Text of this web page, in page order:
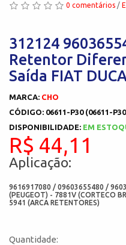
0 comentários /
312124
Retentor
Saída FIAT
MARCA: CHO
CÓDIGO: 06611-P30 (06611-
DISPONIBILIDADE: EM
R$ 44,11
Aplicação:
9616917080 / 09603655480 /
(PEUGEOT) - 7881V (CORTECO
5941 (ARCA RETENTORES)
Quantidade: